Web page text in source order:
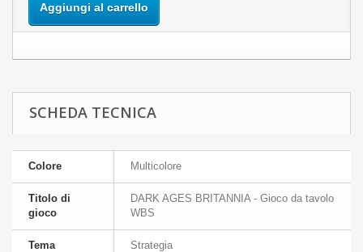
Aggiungi al carrello
SCHEDA TECNICA
Colore Multicolore
Titolo di
gioco
DARK AGES BRITANNIA - Gioco da tavolo
WBS
Tema Strategia